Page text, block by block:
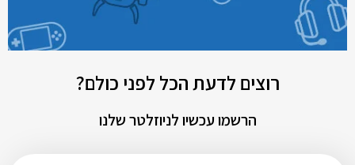
רוצים לדעת הכל לפני כולם?
הרשמו עכשיו לניוזלטר שלנו